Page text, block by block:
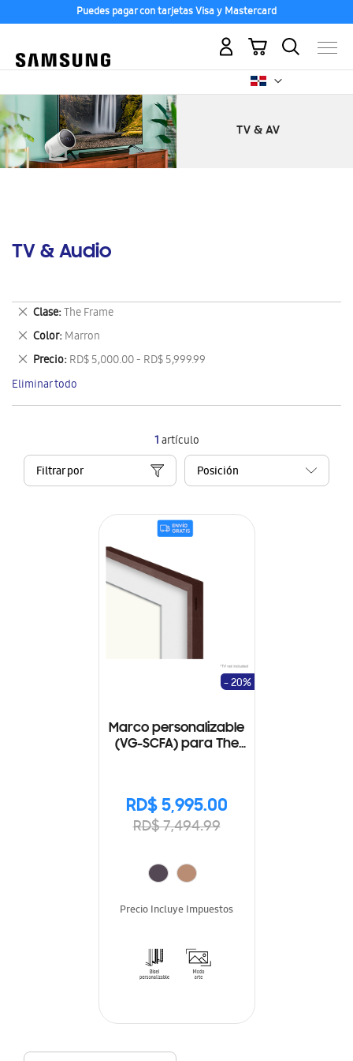
Puedes pagar con tarjetas Visa y Mastercard
Mi carrito
TV & Audio
1artículo
Filtrar por
Marco personalizable
(VG-SCFA) para The
RD$ 5,995.00
RD$ 7,494.99
- 20%
Precio Incluye Impuestos
Clase The Frame
Eliminar
este
artículo
Color Marron
Eliminar
este
artículo
Precio RD$ 5,000.00 - RD$ 5,999.99
Eliminar
este
artículo
Eliminar todo